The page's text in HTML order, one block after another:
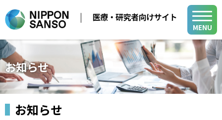
MENU
メディカル事業
医療用ガス
医療機器
在宅医療
学会・展示会
医療ガス／医療機器／在宅医療関連
お知らせ
お知らせ